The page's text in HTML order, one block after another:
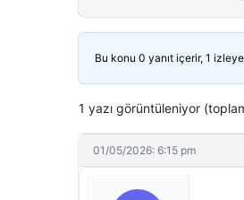
Bu konu 0 yanıt içerir, 1
1 yazı görüntüleniyor
01/05/2026: 6:15 pm